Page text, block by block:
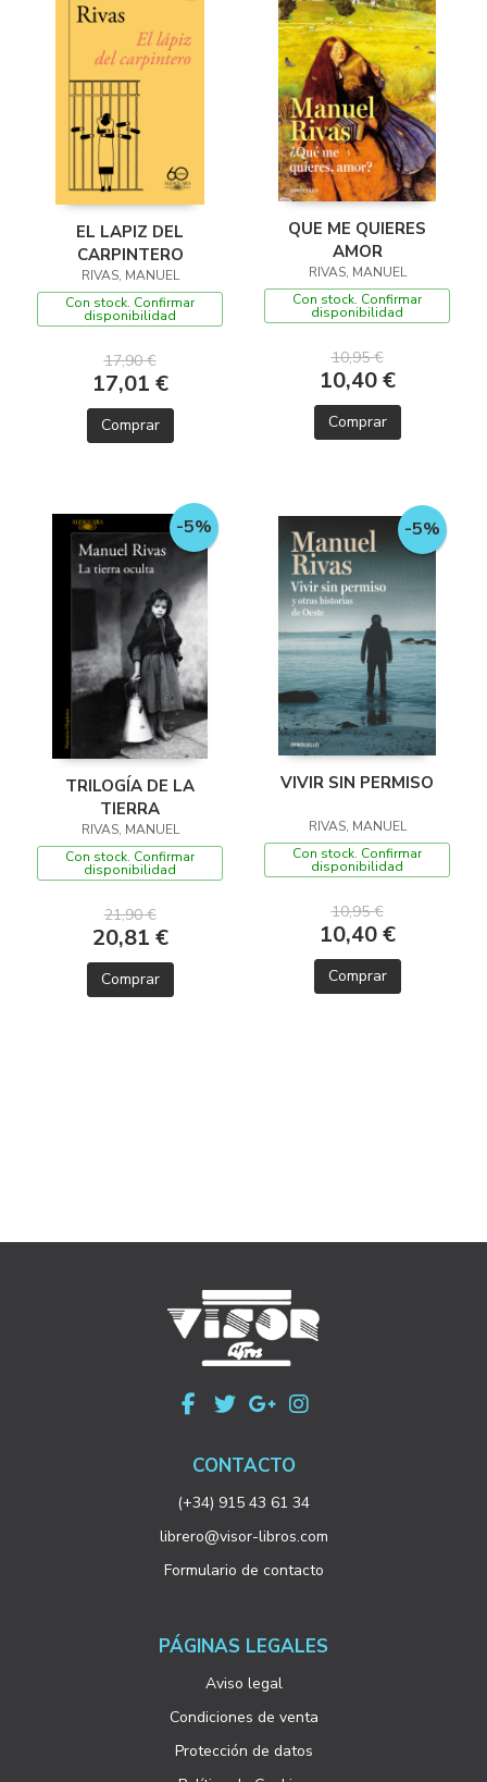
EL LAPIZ DEL
CARPINTERO
RIVAS, MANUEL
Con stock. Confirmar
disponibilidad
17,90 €
17,01 €
Comprar
QUE ME QUIERES
AMOR
RIVAS, MANUEL
Con stock. Confirmar
disponibilidad
10,95 €
10,40 €
Comprar
-5%
TRILOGÍA DE LA
TIERRA
RIVAS, MANUEL
Con stock. Confirmar
disponibilidad
21,90 €
20,81 €
Comprar
-5%
VIVIR SIN PERMISO
RIVAS, MANUEL
Con stock. Confirmar
disponibilidad
10,95 €
10,40 €
Comprar
CONTACTO
(+34) 915 43 61 34
librero@visor-libros.com
Formulario de contacto
PÁGINAS LEGALES
Aviso legal
Condiciones de venta
Protección de datos